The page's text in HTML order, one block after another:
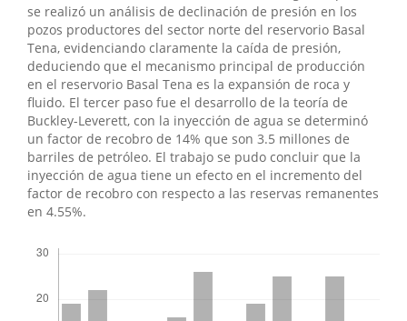
se realizó un análisis de declinación de presión en los
pozos productores del sector norte del reservorio Basal
Tena, evidenciando claramente la caída de presión,
deduciendo que el mecanismo principal de producción
en el reservorio Basal Tena es la expansión de roca y
fluido. El tercer paso fue el desarrollo de la teoría de
Buckley-Leverett, con la inyección de agua se determinó
un factor de recobro de 14% que son 3.5 millones de
barriles de petróleo. El trabajo se pudo concluir que la
inyección de agua tiene un efecto en el incremento del
factor de recobro con respecto a las reservas remanentes
en 4.55%.